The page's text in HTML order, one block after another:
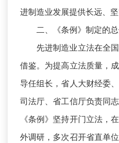
进制造业发展提供长远、坚
二、《条例》制定的
先进制造业立法在全
借鉴。为提高立法质量，
导任组长，省人大财经委
司法厅、省工信厅负责同
《条例》坚持开门立法，
外调研，多次召开省直单